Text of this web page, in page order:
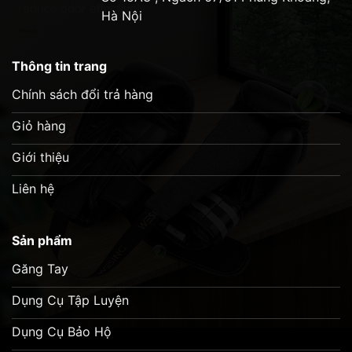
2. Đặc điểm nổi bật của Đích đùi BN Thigh
Pads
Chất liệu cao cấp, độ bền vượt trội
Sử dụng da Microfiber cao cấp, chống trầy
xước và bền bỉ theo thời gian.
thiểu chấn thương cho người sử dụng.
Thiết kế linh hoạt, dễ dàng sử dụng
Được thiết kế ôm sát đùi, không gây cản trở khi
di chuyển.
Thiết kế đai đeo chắc chắn giúp HLV di chuyển
Hà Nội
Thông tin trang
Chính sách đổi trả hàng
Giỏ hàng
Giới thiệu
Liên hệ
Sản phẩm
Găng Tay
Dụng Cụ Tập Luyện
Dụng Cụ Bảo Hộ